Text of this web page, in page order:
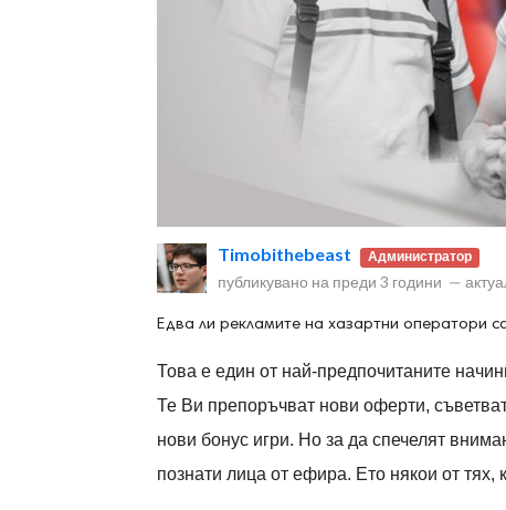
Timobithebeast Администратор
публикувано на преди 3 години —
Едва ли рекламите на хазартни оператори
Това е един от най-предпочитаните
Те Ви препоръчват нови оферти,
нови бонус игри. Но за да спечелят
познати лица от ефира. Ето някои от